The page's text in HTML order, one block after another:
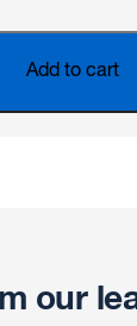
Add to cart
our